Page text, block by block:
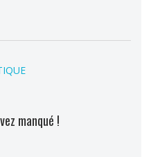
manqué !